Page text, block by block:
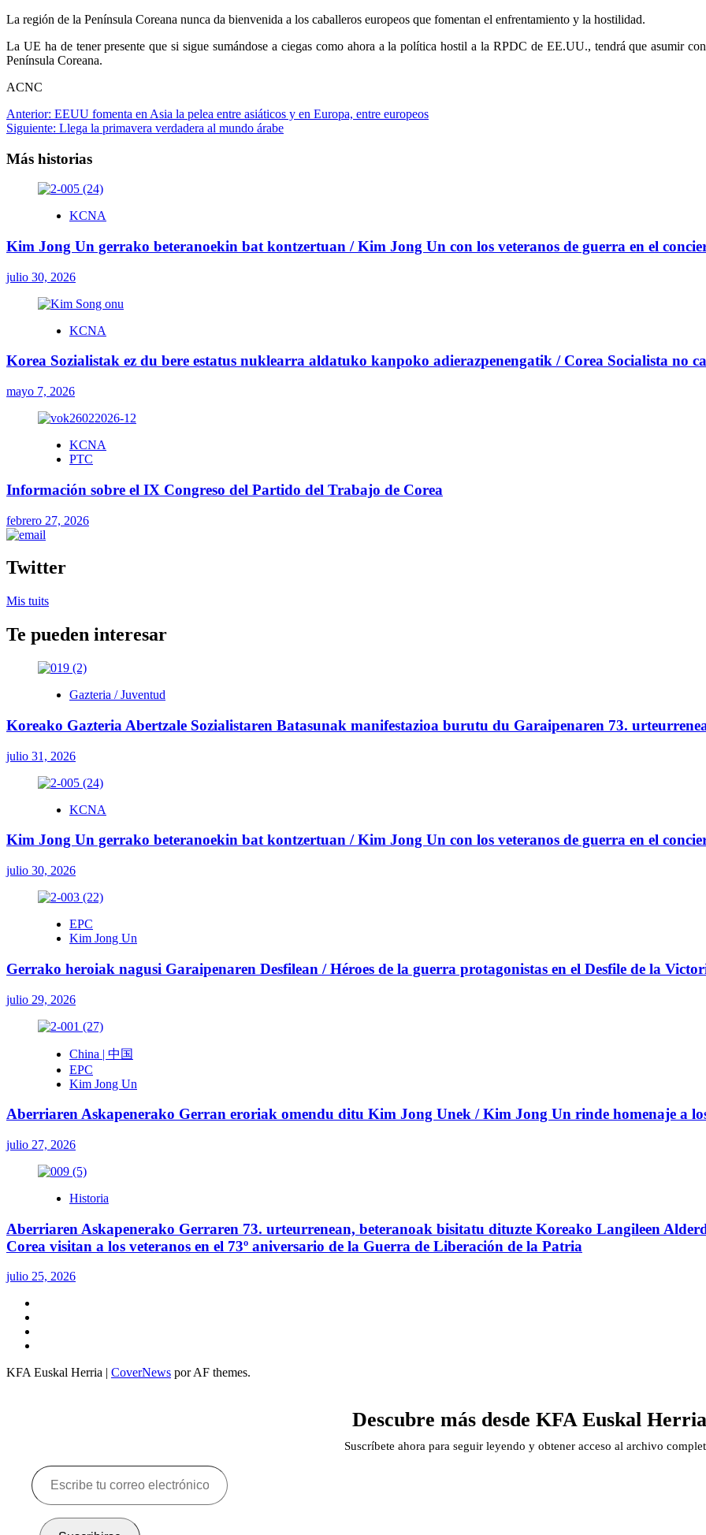
La región de la Península Coreana nunca da bienvenida a los caballeros europeos que fomentan el enfrentamiento y la hostilidad.
La UE ha de tener presente que si sigue sumándose a ciegas como ahora a la política hostil a la RPDC de EE.UU., tendrá que asumir
Península Coreana.
ACNC
Navegación
de
entradas
Anterior: EEUU fomenta en Asia la pelea entre asiáticos y en Europa, entre europeos
Siguiente: Llega la primavera verdadera al mundo árabe
Más historias
KCNA
Kim Jong Un gerrako beteranoekin bat kontzertuan / Kim Jong Un con los veteranos de guerra en el
julio 30, 2026
KCNA
Korea Sozialistak ez du bere estatus nuklearra aldatuko kanpoko adierazpenengatik / Corea Socialista no
mayo 7, 2026
KCNA
PTC
Información sobre el IX Congreso del Partido del Trabajo de Corea
febrero 27, 2026
Twitter
Mis tuits
Te pueden interesar
Gazteria / Juventud
Koreako Gazteria Abertzale Sozialistaren Batasunak manifestazioa burutu du Garaipenaren 73.
julio 31, 2026
KCNA
Kim Jong Un gerrako beteranoekin bat kontzertuan / Kim Jong Un con los veteranos de guerra en el
julio 30, 2026
EPC
Kim Jong Un
Gerrako heroiak nagusi Garaipenaren Desfilean / Héroes de la guerra protagonistas en el Desfile de la
julio 29, 2026
China | 中国
EPC
Kim Jong Un
Aberriaren Askapenerako Gerran eroriak omendu ditu Kim Jong Unek / Kim Jong Un rinde homenaje a
julio 27, 2026
Historia
Aberriaren Askapenerako Gerraren 73. urteurrenean, beteranoak bisitatu dituzte Koreako Langileen
Corea visitan a los veteranos en el 73º aniversario de la Guerra de Liberación de la Patria
julio 25, 2026
KFA Euskal Herria | CoverNews por AF themes.
Descubre más desde KFA Euskal Herria
Suscríbete ahora para seguir leyendo y obtener acceso al archivo
Escribe
tu
correo